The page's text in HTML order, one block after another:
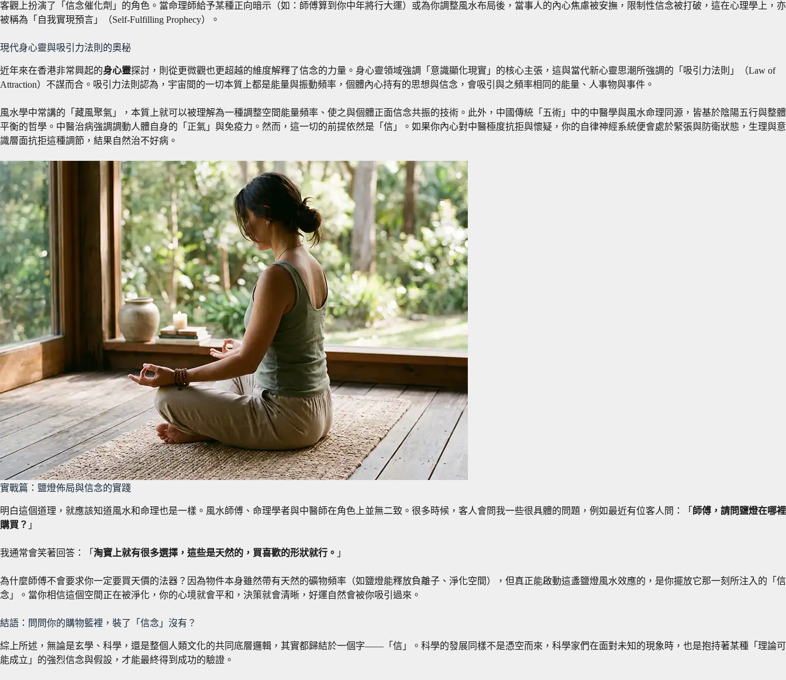
客觀上扮演了「信念催化劑」的角色。當命理師給予某種正向暗示（如：師傅算到你中年將行大運）或為你調整風水布局後，當事人的內心焦慮被安撫，限制性信念被打破，這在心理學上，亦
被稱為「自我實現預言」（Self-Fulfilling Prophecy）。
現代身心靈與吸引力法則的奧秘
近年來在香港非常興起的身心靈探討，則從更微觀也更超越的維度解釋了信念的力量。身心靈領域強調「意識顯化現實」的核心主張，這與當代新心靈思潮所強調的「吸引力法則」（Law of
Attraction）不謀而合。吸引力法則認為，宇宙間的一切本質上都是能量與振動頻率，個體內心持有的思想與信念，會吸引與之頻率相同的能量、人事物與事件。
風水學中常講的「藏風聚氣」，本質上就可以被理解為一種調整空間能量頻率、使之與個體正面信念共振的技術。此外，中國傳統「五術」中的中醫學與風水命理同源，皆基於陰陽五行與整體
平衡的哲學。中醫治病強調調動人體自身的「正氣」與免疫力。然而，這一切的前提依然是「信」。如果你內心對中醫極度抗拒與懷疑，你的自律神經系統便會處於緊張與防衛狀態，生理與意
識層面抗拒這種調節，結果自然治不好病。
實戰篇：鹽燈佈局與信念的實踐
明白這個道理，就應該知道風水和命理也是一樣。風水師傅、命理學者與中醫師在角色上並無二致。很多時候，客人會問我一些很具體的問題，例如最近有位客人問：「 師傅，請問鹽燈在哪裡
購買？ 」
我通常會笑著回答：「 淘寶上就有很多選擇，這些是天然的，買喜歡的形狀就行。 」
為什麼師傅不會要求你一定要買天價的法器？因為物件本身雖然帶有天然的礦物頻率（如鹽燈能釋放負離子、淨化空間），但真正能啟動這盞鹽燈風水效應的，是你擺放它那一刻所注入的「信
念」。當你相信這個空間正在被淨化，你的心境就會平和，決策就會清晰，好運自然會被你吸引過來。
結語：問問你的購物籃裡，裝了「信念」沒有？
綜上所述，無論是玄學、科學，還是整個人類文化的共同底層邏輯，其實都歸結於一個字——「信」。科學的發展同樣不是憑空而來，科學家們在面對未知的現象時，也是抱持著某種「理論可
能成立」的強烈信念與假設，才能最終得到成功的驗證。